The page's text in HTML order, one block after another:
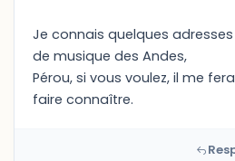
Je connais quelques
de musique des Andes,
Pérou, si vous voulez, il me
faire connaître.